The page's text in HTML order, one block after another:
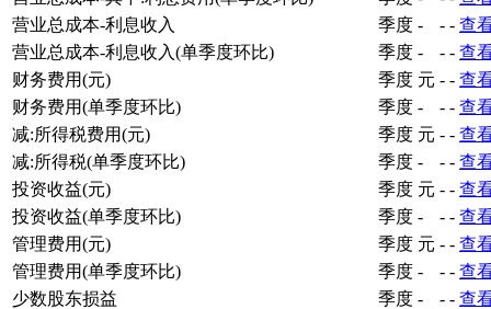
营业总成本-利息收入
季度 - - - 查
营业总成本-利息收入(单季度环比)
季度 - - - 查
财务费用(元)
季度 元 - - 查
财务费用(单季度环比)
季度 - - - 查
减:所得税费用(元)
季度 元 - - 查
减:所得税(单季度环比)
季度 - - - 查
投资收益(元)
季度 元 - - 查
投资收益(单季度环比)
季度 - - - 查
管理费用(元)
季度 元 - - 查
管理费用(单季度环比)
季度 - - - 查
少数股东损益
季度 - - - 查